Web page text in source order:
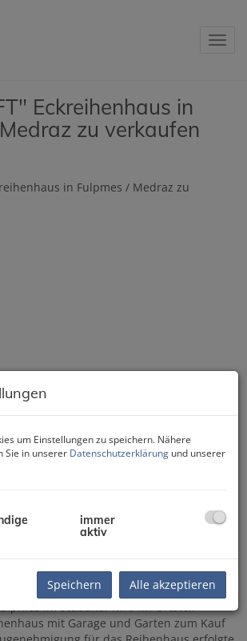
Eckreihenhaus in
zu verkaufen
im Stubaital wird im Ortsteil
mit Garage und Garten zum Kauf
um Einstellungen zu speichern. Nähere
Sie in unserer Datenschutzerklärung und unserer
immer
aktiv
Speichern Alle akzeptieren